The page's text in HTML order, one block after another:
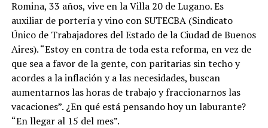
Romina, 33 años, vive en la Villa 20 de Lugano. Es
auxiliar de portería y vino con SUTECBA (Sindicato
Único de Trabajadores del Estado de la Ciudad de Buenos
Aires). “Estoy en contra de toda esta reforma, en vez de
que sea a favor de la gente, con paritarias sin techo y
acordes a la inflación y a las necesidades, buscan
aumentarnos las horas de trabajo y fraccionarnos las
vacaciones”. ¿En qué está pensando hoy un laburante?
“En llegar al 15 del mes”.